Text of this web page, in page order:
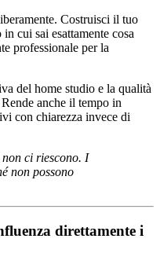
Costruisci il tuo
cui sai esattamente cosa
professionale per la
del home studio e la qualità
anche il tempo in
con chiarezza invece di
ci riescono. I
non possono
direttamente i